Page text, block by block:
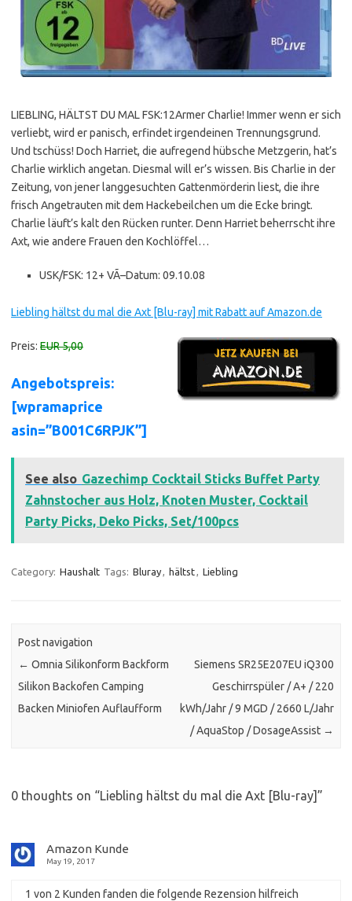
LIEBLING, HÄLTST DU MAL FSK:12Armer Charlie! Immer wenn er sich
verliebt, wird er panisch, erfindet irgendeinen Trennungsgrund.
Und tschüss! Doch Harriet, die aufregend hübsche Metzgerin, hat’s
Charlie wirklich angetan. Diesmal will er’s wissen. Bis Charlie in der
Zeitung, von jener langgesuchten Gattenmörderin liest, die ihre
frisch Angetrauten mit dem Hackebeilchen um die Ecke bringt.
Charlie läuft’s kalt den Rücken runter. Denn Harriet beherrscht ihre
Axt, wie andere Frauen den Kochlöffel…
USK/FSK: 12+ VÃ–Datum: 09.10.08
Liebling hältst du mal die Axt [Blu-ray] mit Rabatt auf Amazon.de
Preis: EUR 5,00
Angebotspreis:
[wpramaprice
asin=”B001C6RPJK”]
See also Gazechimp Cocktail Sticks Buffet Party
Zahnstocher aus Holz, Knoten Muster, Cocktail
Party Picks, Deko Picks, Set/100pcs
Category: Haushalt Tags: Bluray, hältst, Liebling
Post navigation
← Omnia Silikonform Backform
Silikon Backofen Camping
Backen Miniofen Auflaufform
Siemens SR25E207EU iQ300
Geschirrspüler / A+ / 220
kWh/Jahr / 9 MGD / 2660 L/Jahr
/ AquaStop / DosageAssist →
0 thoughts on “Liebling hältst du mal die Axt [Blu-ray]”
Amazon Kunde
May 19, 2017
1 von 2 Kunden fanden die folgende Rezension hilfreich